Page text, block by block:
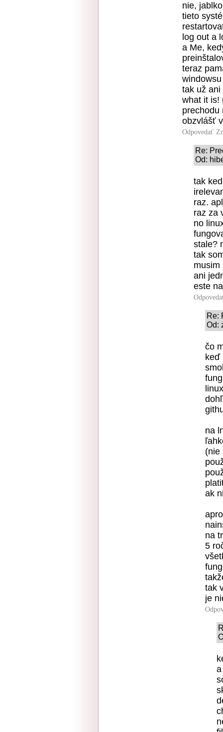
nie,
tieto
log out a
a Me,
teraz
tak už ani
what it is!
prechodu
obzvlášť
Odpovedať
Re:
Od:
tak
raz.
raz za
no
stale?
tak
musim
ani
este
Re:
Od:
čo
keď
na
(nie
ak
na
5
tak
je